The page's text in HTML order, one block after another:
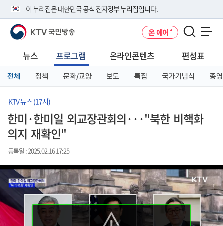
이 누리집은 대한민국 공식 전자정부 누리집입니다.
공식 누리집 주소 확인하기
니다.
이밖에 or.kr 또는 .kr등 다른 도메인 주소를 사용하고 있다면 아래 URL에
서 도메인 주소를 확인해 보세요
KTV 국민방송 온 에어
뉴스 프로그램 온라인콘텐츠 편성표
전체 정책 문화/교양 보도 특집 국가기념식 종영
KTV 뉴스 (17시)
한미·한미일 외교장관회의···"북한 비핵화
의지 재확인"
등록일 : 2025.02.16 17:25